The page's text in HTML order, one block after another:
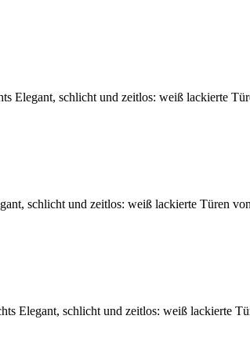
Elegant, schlicht und zeitlos: weiß lackierte
schlicht und zeitlos: weiß lackierte Türen
Elegant, schlicht und zeitlos: weiß lackierte